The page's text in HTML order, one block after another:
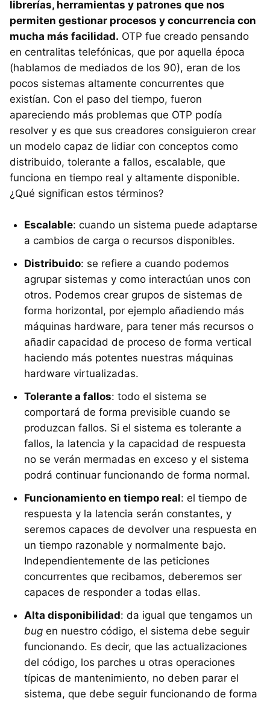
librerías, herramientas y patrones que nos
permiten gestionar procesos y concurrencia con
mucha más facilidad. OTP fue creado pensando
en centralitas telefónicas, que por aquella época
(hablamos de mediados de los 90), eran de los
pocos sistemas altamente concurrentes que
existían. Con el paso del tiempo, fueron
apareciendo más problemas que OTP podía
resolver y es que sus creadores consiguieron crear
un modelo capaz de lidiar con conceptos como
distribuido, tolerante a fallos, escalable, que
funciona en tiempo real y altamente disponible.
¿Qué significan estos términos?
Escalable: cuando un sistema puede adaptarse
a cambios de carga o recursos disponibles.
Distribuido: se refiere a cuando podemos
agrupar sistemas y como interactúan unos con
otros. Podemos crear grupos de sistemas de
forma horizontal, por ejemplo añadiendo más
máquinas hardware, para tener más recursos o
añadir capacidad de proceso de forma vertical
haciendo más potentes nuestras máquinas
hardware virtualizadas.
Tolerante a fallos: todo el sistema se
comportará de forma previsible cuando se
produzcan fallos. Si el sistema es tolerante a
fallos, la latencia y la capacidad de respuesta
no se verán mermadas en exceso y el sistema
podrá continuar funcionando de forma normal.
Funcionamiento en tiempo real: el tiempo de
respuesta y la latencia serán constantes, y
seremos capaces de devolver una respuesta en
un tiempo razonable y normalmente bajo.
Independientemente de las peticiones
concurrentes que recibamos, deberemos ser
capaces de responder a todas ellas.
Alta disponibilidad: da igual que tengamos un
bug en nuestro código, el sistema debe seguir
funcionando. Es decir, que las actualizaciones
del código, los parches u otras operaciones
típicas de mantenimiento, no deben parar el
sistema, que debe seguir funcionando de forma